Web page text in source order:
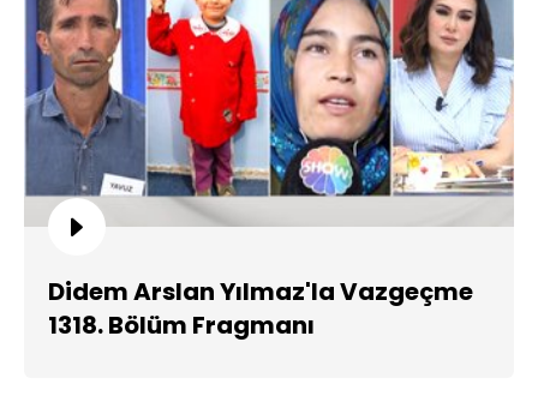
Didem Arslan Yılmaz'la Vazgeçme
1318. Bölüm Fragmanı